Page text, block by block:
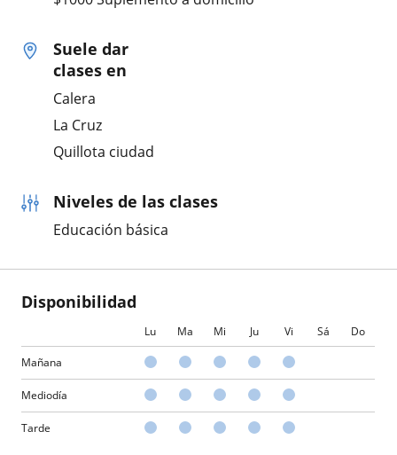
Suele dar
clases en
Calera
La Cruz
Quillota ciudad
Niveles de las clases
Educación básica
Disponibilidad
Lu Ma Mi Ju Vi Sá Do
Mañana
Mediodía
Tarde